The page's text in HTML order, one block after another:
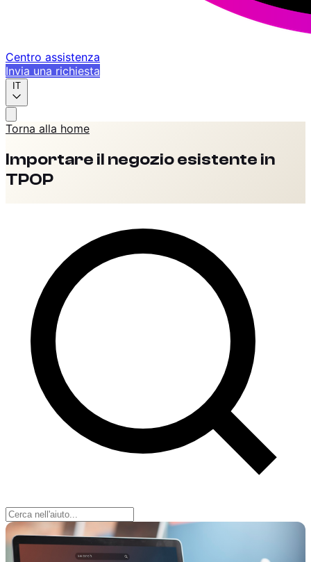
Centro assistenza
Invia una richiesta
IT
Torna alla home
Importare il negozio esistente in
TPOP